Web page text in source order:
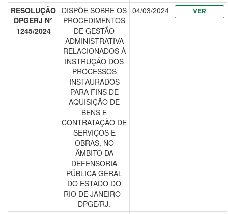
RESOLUÇÃO
DPGERJ N°
1245/2024
DISPÕE SOBRE OS
PROCEDIMENTOS
DE GESTÃO
ADMINISTRATIVA
RELACIONADOS À
INSTRUÇÃO DOS
PROCESSOS
INSTAURADOS
PARA FINS DE
AQUISIÇÃO DE
BENS E
CONTRATAÇÃO DE
SERVIÇOS E
OBRAS, NO
ÂMBITO DA
DEFENSORIA
PÚBLICA GERAL
DO ESTADO DO
RIO DE JANEIRO -
DPGE/RJ.
04/03/2024 VER